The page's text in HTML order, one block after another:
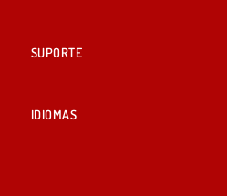
SUPORTE
IDIOMAS